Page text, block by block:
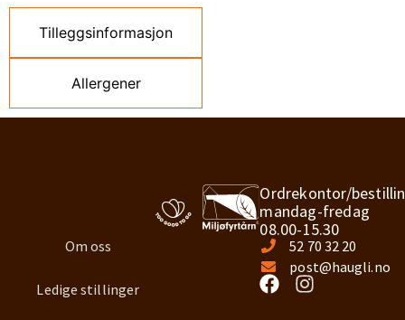
Tilleggsinformasjon
Allergener
Om oss
Ledige stillinger
Ordrekontor/
mandag-fredag
08.00-15.30
52 70 32 20
post@haugli.no